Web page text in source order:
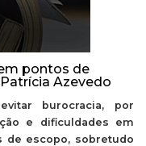
pontos de
Azevedo
burocracia, por
e dificuldades em
de escopo, sobretudo